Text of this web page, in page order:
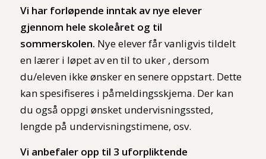
Vi har forløpende inntak av nye elever
gjennom hele skoleåret og til
sommerskolen. Nye elever får vanligvis tildelt
en lærer i løpet av en til to uker , dersom
du/eleven ikke ønsker en senere oppstart. Dette
kan spesifiseres i påmeldingsskjema. Der kan
du også oppgi ønsket undervisningssted,
lengde på undervisningstimene, osv.
Vi anbefaler opp til 3 uforpliktende